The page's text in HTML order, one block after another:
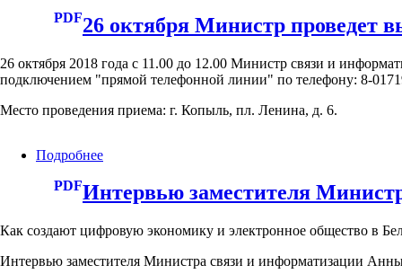
партнёрств
между
стран
Союза
на
консорциумам
Ереване
PDF26 октября Министр проведет
26 октября 2018 года с 11.00 до 12.00 Министр связи и
подключением "прямой телефонной линии" по телефону: 8-
Место проведения приема: г. Копыль, пл. Ленина, д. 6.
Подробнее
октября
Министр
выездной
в
PDFИнтервью заместителя
Как создают цифровую экономику и электронное общество в
Интервью заместителя Министра связи и информатизации